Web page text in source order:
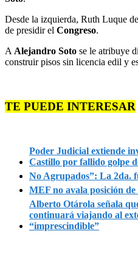
Desde la izquierda, Ruth Luque
de presidir el Congreso.
A Alejandro Soto se le atribuye
construir pisos sin licencia edil y
TE PUEDE INTERESAR
Poder Judicial extiende
Castillo por fallido golpe
No Agrupados”: La 2da.
MEF no avala posición
Alberto Otárola señala
continuará viajando al
“imprescindible”